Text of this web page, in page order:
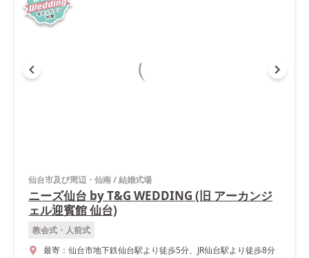
仙台市及び周辺・仙南/結婚式場
ニーズ仙台 by T&G WEDDING (旧 アーカンジ
ェル迎賓館 仙台)
教会式・人前式
最寄： 仙台市地下鉄仙台駅より徒歩5分、JR仙台駅より徒歩8分